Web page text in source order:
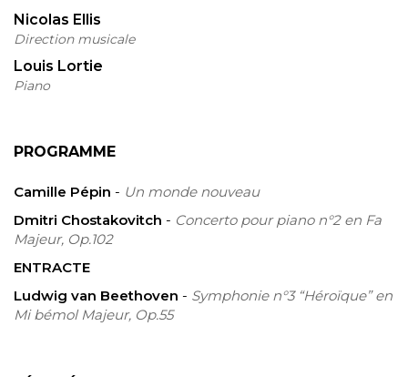
Direction musicale
Nicolas Ellis
Piano
Louis Lortie
PROGRAMME
Camille Pépin - Un monde nouveau
Dmitri Chostakovitch - Concerto pour piano n°2 en Fa
Majeur, Op.102
ENTRACTE
Ludwig van Beethoven - Symphonie n°3 “Héroïque” en
Mi bémol Majeur, Op.55